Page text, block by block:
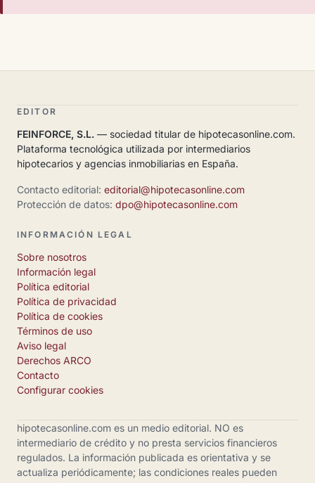
EDITOR
FEINFORCE, S.L. — sociedad titular de hipotecasonline.com.
Plataforma tecnológica utilizada por intermediarios
hipotecarios y agencias inmobiliarias en España.
Contacto editorial: editorial@hipotecasonline.com
Protección de datos: dpo@hipotecasonline.com
INFORMACIÓN LEGAL
Sobre nosotros
Información legal
Política editorial
Política de privacidad
Política de cookies
Términos de uso
Aviso legal
Derechos ARCO
Contacto
Configurar cookies
hipotecasonline.com es un medio editorial. NO es
intermediario de crédito y no presta servicios financieros
regulados. La información publicada es orientativa y se
actualiza periódicamente; las condiciones reales pueden